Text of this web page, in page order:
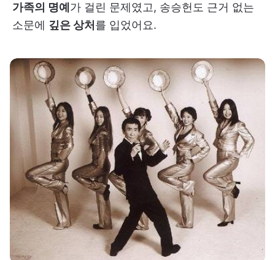
가족의 명예 가 걸린 문제였고, 송승헌도 근거 없는
소문에 깊은 상처 를 입었어요.